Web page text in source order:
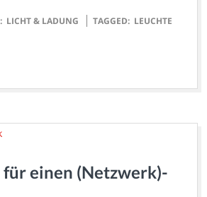
LICHT & LADUNG TAGGED: LEUCHTE
für einen (Netzwerk)-